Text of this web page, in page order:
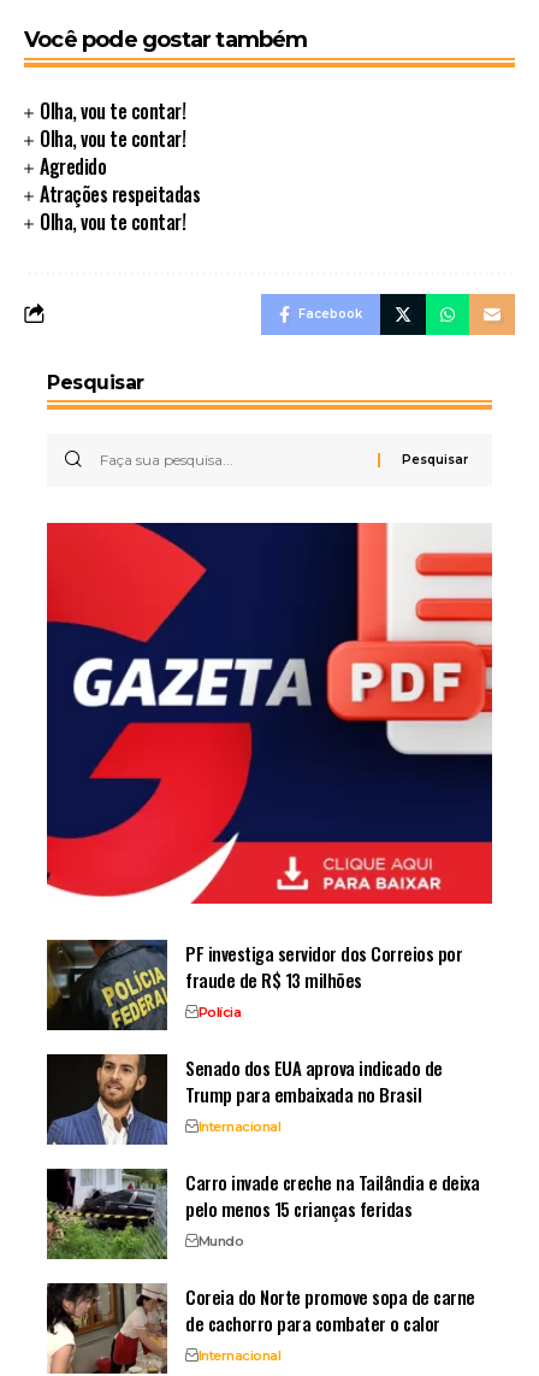
Você pode gostar também
Olha, vou te contar!
Olha, vou te contar!
Agredido
Atrações respeitadas
Olha, vou te contar!
Facebook
Pesquisar
PF investiga servidor dos Correios por
fraude de R$ 13 milhões
Polícia
Senado dos EUA aprova indicado de
Trump para embaixada no Brasil
Internacional
Carro invade creche na Tailândia e deixa
pelo menos 15 crianças feridas
Mundo
Coreia do Norte promove sopa de carne
de cachorro para combater o calor
Internacional